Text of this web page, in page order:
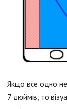
Якщо все одно не
7 дюймів, то